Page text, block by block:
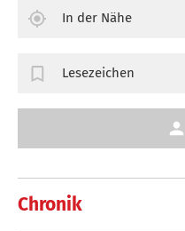
Chronik
In der Nähe
Lesezeichen